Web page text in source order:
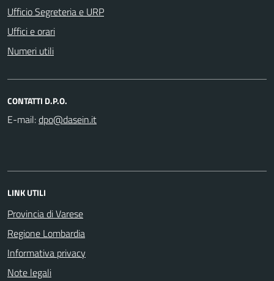
Ufficio Segreteria e URP
Uffici e orari
Numeri utili
CONTATTI D.P.O.
E-mail:
LINK UTILI
Provincia di Varese
Regione Lombardia
Informativa privacy
Note legali